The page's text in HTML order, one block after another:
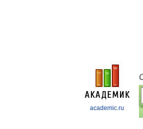
academic.ru